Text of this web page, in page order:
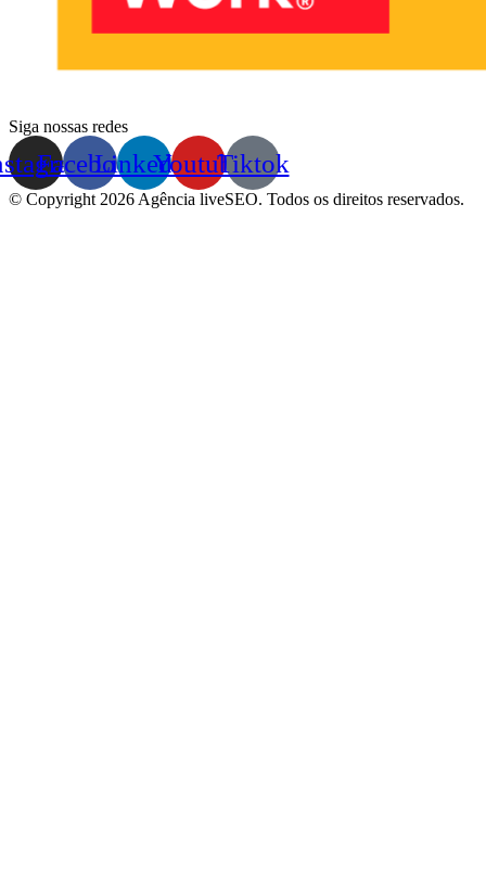
Siga nossas redes
FacebookLinkedinYoutubeTiktok
© Copyright 2026 Agência liveSEO. Todos os direitos reservados.